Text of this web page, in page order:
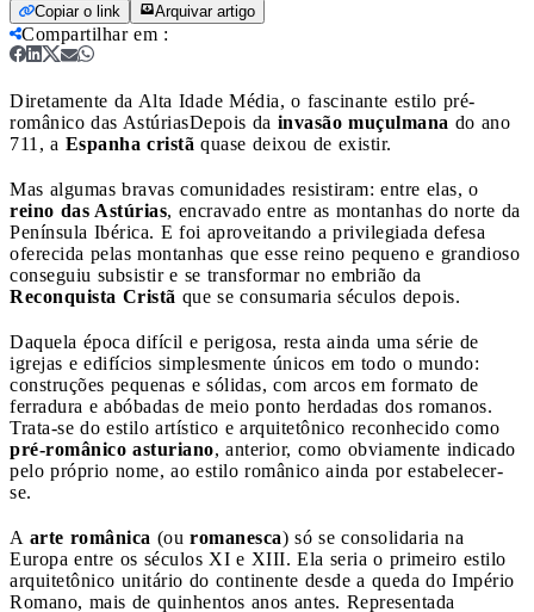
Copiar o link Arquivar artigo
Compartilhar em :
Diretamente da Alta Idade Média, o fascinante estilo pré-
românico das AstúriasDepois da invasão muçulmana do ano
711, a Espanha cristã quase deixou de existir.
Mas algumas bravas comunidades resistiram: entre elas, o
reino das Astúrias, encravado entre as montanhas do norte da
Península Ibérica. E foi aproveitando a privilegiada defesa
oferecida pelas montanhas que esse reino pequeno e grandioso
conseguiu subsistir e se transformar no embrião da
Reconquista Cristã que se consumaria séculos depois.
Daquela época difícil e perigosa, resta ainda uma série de
igrejas e edifícios simplesmente únicos em todo o mundo:
construções pequenas e sólidas, com arcos em formato de
ferradura e abóbadas de meio ponto herdadas dos romanos.
Trata-se do estilo artístico e arquitetônico reconhecido como
pré-românico asturiano, anterior, como obviamente indicado
pelo próprio nome, ao estilo românico ainda por estabelecer-
se.
A arte românica (ou romanesca) só se consolidaria na
Europa entre os séculos XI e XIII. Ela seria o primeiro estilo
arquitetônico unitário do continente desde a queda do Império
Romano, mais de quinhentos anos antes. Representada